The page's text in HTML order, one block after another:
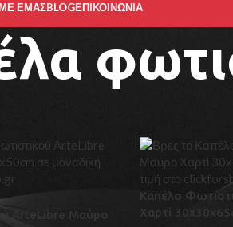
ΕΜΆΣBLOGΕΠΙΚΟΙΝΩΝΊΑ
ArteLibre Μαύρο
Καπέλο
Χαρτί